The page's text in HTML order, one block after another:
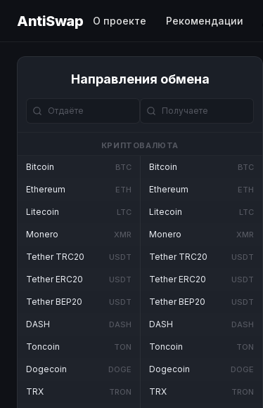
AntiSwap О проекте Рекомендации
Направления обмена
КРИПТОВАЛЮТА
Bitcoin BTC
Ethereum ETH
Litecoin LTC
Monero XMR
Tether TRC20 USDT
Tether ERC20 USDT
Tether BEP20 USDT
DASH DASH
Toncoin TON
Dogecoin DOGE
TRX TRON
Bitcoin BTC
Ethereum ETH
Litecoin LTC
Monero XMR
Tether TRC20 USDT
Tether ERC20 USDT
Tether BEP20 USDT
DASH DASH
Toncoin TON
Dogecoin DOGE
TRX TRON